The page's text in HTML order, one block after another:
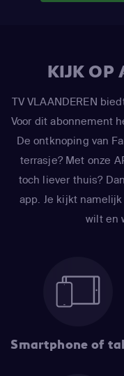
KIJK OP
TV VLAANDEREN
Voor dit abonnement
De ontknoping van
terrasje? Met onze
toch liever thuis?
app. Je kijkt
wilt en
Smartphone of